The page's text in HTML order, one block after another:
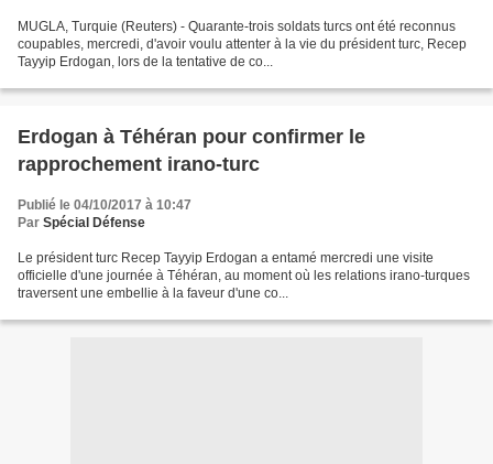
MUGLA, Turquie (Reuters) - Quarante-trois soldats turcs ont été reconnus
coupables, mercredi, d'avoir voulu attenter à la vie du président turc, Recep
Tayyip Erdogan, lors de la tentative de co...
Erdogan à Téhéran pour confirmer le
rapprochement irano-turc
Publié le 04/10/2017 à 10:47
Par Spécial Défense
Le président turc Recep Tayyip Erdogan a entamé mercredi une visite
officielle d'une journée à Téhéran, au moment où les relations irano-turques
traversent une embellie à la faveur d'une co...